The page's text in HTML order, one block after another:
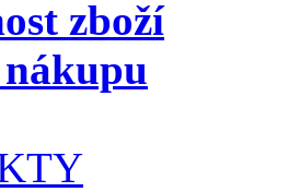
zboží